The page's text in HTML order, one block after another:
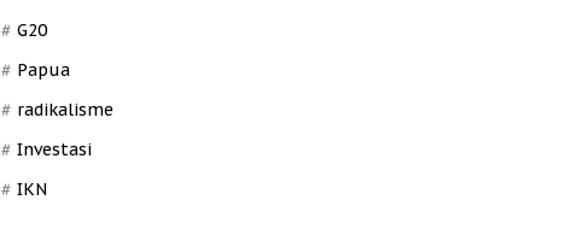
G20
Papua
radikalisme
Investasi
IKN